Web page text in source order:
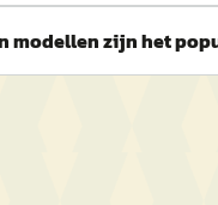
modellen zijn het